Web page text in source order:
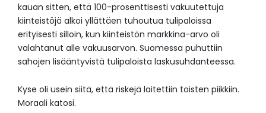
kauan sitten, että 100-prosenttisesti vakuutettuja
kiinteistöjä alkoi yllättäen tuhoutua tulipaloissa
erityisesti silloin, kun kiinteistön markkina-arvo oli
valahtanut alle vakuusarvon. Suomessa puhuttiin
sahojen lisääntyvistä tulipaloista laskusuhdanteessa.
Kyse oli usein siitä, että riskejä laitettiin toisten piikkiin.
Moraali katosi.